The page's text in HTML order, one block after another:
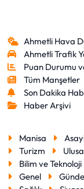
Ahmetli Hava
Ahmetli Trafik
Puan Durumu
Tüm Manşetler
Son Dakika
Haber Arşivi
Manisa
Turizm
Bilim ve Teknoloji
Genel